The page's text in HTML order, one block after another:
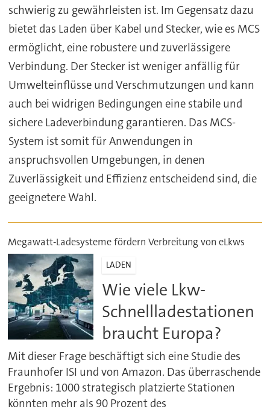
schwierig zu gewährleisten ist. Im Gegensatz dazu
bietet das Laden über Kabel und Stecker, wie es MCS
ermöglicht, eine robustere und zuverlässigere
Verbindung. Der Stecker ist weniger anfällig für
Umwelteinflüsse und Verschmutzungen und kann
auch bei widrigen Bedingungen eine stabile und
sichere Ladeverbindung garantieren. Das MCS-
System ist somit für Anwendungen in
anspruchsvollen Umgebungen, in denen
Zuverlässigkeit und Effizienz entscheidend sind, die
geeignetere Wahl.
Megawatt-Ladesysteme fördern Verbreitung von eLkws
LADEN
Wie viele Lkw-
Schnellladestationen
braucht Europa?
Mit dieser Frage beschäftigt sich eine Studie des
Fraunhofer ISI und von Amazon. Das überraschende
Ergebnis: 1000 strategisch platzierte Stationen
könnten mehr als 90 Prozent des